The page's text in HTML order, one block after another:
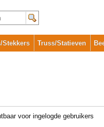
Stekkers Truss/Statieven
voor ingelogde gebruikers